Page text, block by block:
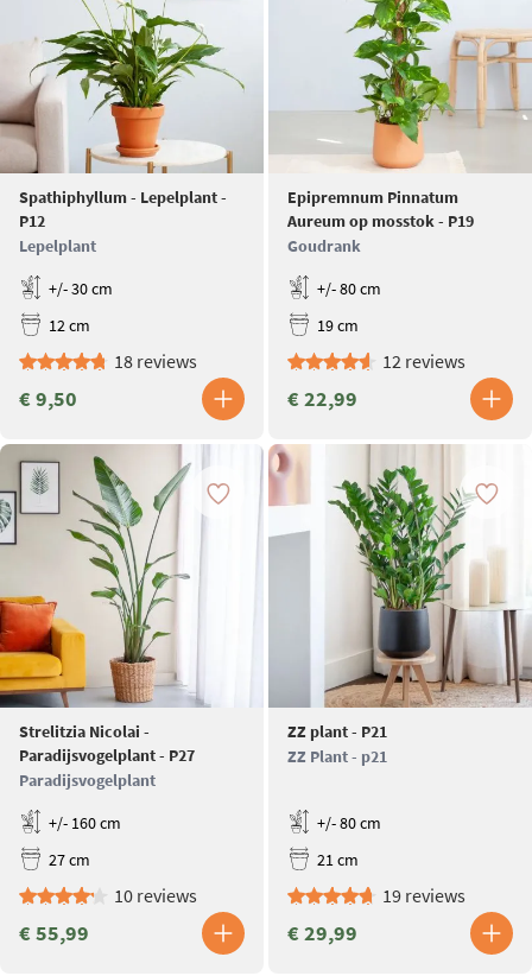
Spathiphyllum - Lepelplant -
P12
Lepelplant
+/- 30 cm
12 cm
18 reviews
€ 9,50
Epipremnum Pinnatum
Aureum op mosstok - P19
Goudrank
+/- 80 cm
19 cm
12 reviews
€ 22,99
Strelitzia Nicolai -
Paradijsvogelplant - P27
Paradijsvogelplant
+/- 160 cm
27 cm
10 reviews
€ 55,99
ZZ plant - P21
ZZ Plant - p21
+/- 80 cm
21 cm
19 reviews
€ 29,99